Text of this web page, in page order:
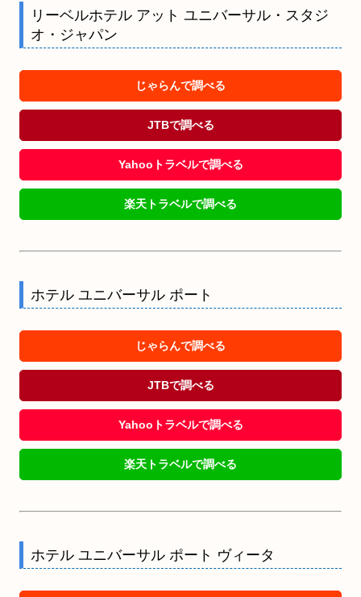
リーベルホテル アット ユニバーサル・スタジ
オ・ジャパン
じゃらんで調べる
JTBで調べる
Yahooトラベルで調べる
楽天トラベルで調べる
ホテル ユニバーサル ポート
じゃらんで調べる
JTBで調べる
Yahooトラベルで調べる
楽天トラベルで調べる
ホテル ユニバーサル ポート ヴィータ